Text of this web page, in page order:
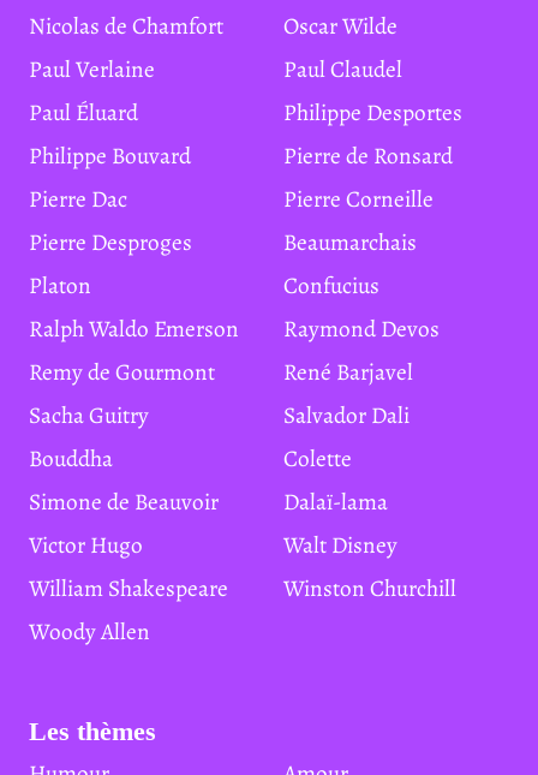
Nicolas de Chamfort
Oscar Wilde
Paul Verlaine
Paul Claudel
Paul Éluard
Philippe Desportes
Philippe Bouvard
Pierre de Ronsard
Pierre Dac
Pierre Corneille
Pierre Desproges
Beaumarchais
Platon
Confucius
Ralph Waldo Emerson
Raymond Devos
Remy de Gourmont
René Barjavel
Sacha Guitry
Salvador Dali
Bouddha
Colette
Simone de Beauvoir
Dalaï-lama
Victor Hugo
Walt Disney
William Shakespeare
Winston Churchill
Woody Allen
Les thèmes